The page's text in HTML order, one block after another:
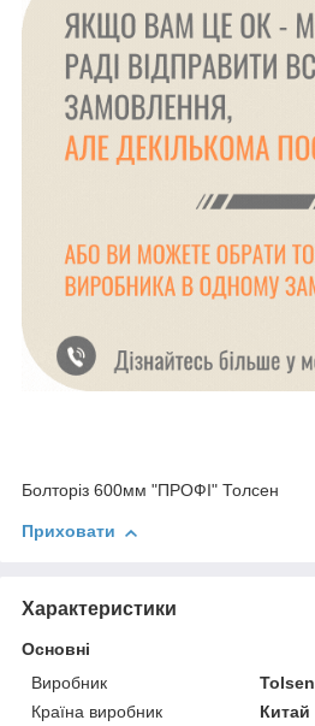
Болторіз 600мм "ПРОФІ" Толсен
Приховати
Характеристики
Основні
Виробник
Tolsen
Країна виробник
Китай